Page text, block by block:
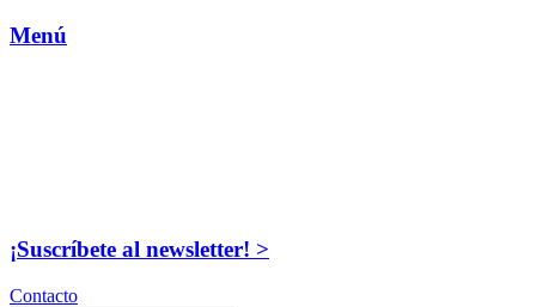
Menú
¡Suscríbete al newsletter! >
Contacto